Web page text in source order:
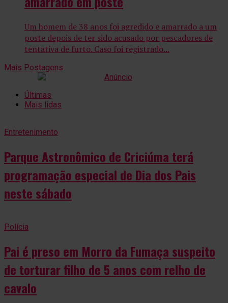
Um homem de 38 anos foi agredido e amarrado a um
poste depois de ter sido acusado por pescadores de
tentativa de furto. Caso foi registrado...
Mais Postagens
Últimas
Mais lidas
Entretenimento
Parque Astronômico de Criciúma terá
programação especial de Dia dos Pais
neste sábado
Polícia
Pai é preso em Morro da Fumaça suspeito
de torturar filho de 5 anos com relho de
cavalo